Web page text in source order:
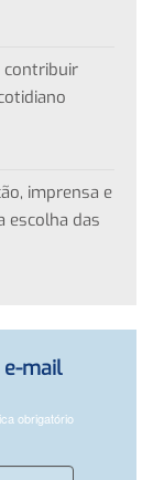
contribuir
imprensa e
escolha das
e-mail
obrigatório